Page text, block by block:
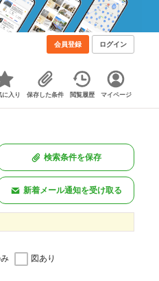
会員登録 ログイン
に入り 保存した条件 閲覧履歴 マイページ
検索条件を保存
新着メール通知を受け取る
図あり